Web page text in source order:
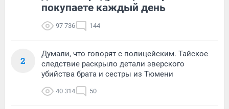
покупаете каждый день
97 736 144
2
Думали, что говорят с полицейским. Тайское
следствие раскрыло детали зверского
убийства брата и сестры из Тюмени
40 314 50